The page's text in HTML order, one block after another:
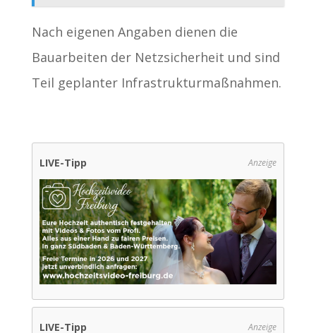
Nach eigenen Angaben dienen die
Bauarbeiten der Netzsicherheit und sind
Teil geplanter Infrastrukturmaßnahmen.
LIVE-Tipp Anzeige
LIVE-Tipp Anzeige